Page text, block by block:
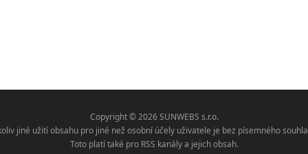
Copyright © 2026 SUNWEBS s.r.o.
jiné užití obsahu pro jiné než osobní účely uživatele je bez písemného
Toto platí také pro RSS kanály a jejich obsah.